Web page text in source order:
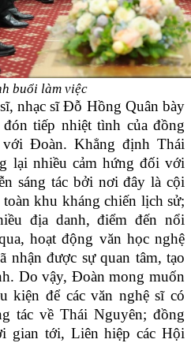
buổi làm việc
nhạc sĩ Đỗ Hồng Quân bày
tiếp nhiệt tình của đồng
Đoàn. Khẳng định Thái
lại nhiều cảm hứng đối với
sáng tác bởi nơi đây là cội
khu kháng chiến lịch sử;
địa danh, điểm đến nổi
hoạt động văn học nghệ
nhận được sự quan tâm, tạo
Do vậy, Đoàn mong muốn
kiện để các văn nghệ sĩ có
tác về Thái Nguyên; đồng
gian tới, Liên hiệp các Hội